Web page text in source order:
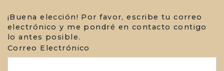
¡Buena elección! Por favor, escribe tu correo
electrónico y me pondré en contacto contigo
lo antes posible.
Correo Electrónico